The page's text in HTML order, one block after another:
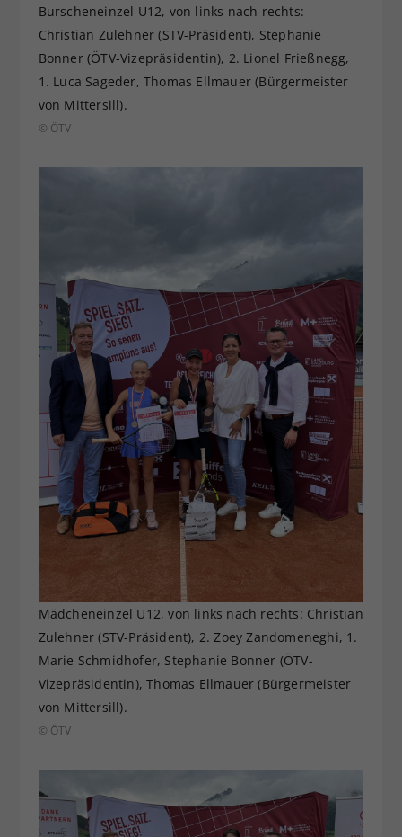
Burscheneinzel U12, von links nach rechts:
Christian Zulehner (STV-Präsident), Stephanie
Bonner (ÖTV-Vizepräsidentin), 2. Lionel Frießnegg,
1. Luca Sageder, Thomas Ellmauer (Bürgermeister
von Mittersill).
© ÖTV
Mädcheneinzel U12, von links nach rechts: Christian
Zulehner (STV-Präsident), 2. Zoey Zandomeneghi, 1.
Marie Schmidhofer, Stephanie Bonner (ÖTV-
Vizepräsidentin), Thomas Ellmauer (Bürgermeister
von Mittersill).
© ÖTV